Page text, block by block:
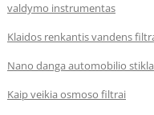
valdymo instrumentas
Klaidos renkantis vandens
Nano danga automobilio
Kaip veikia osmoso filtrai